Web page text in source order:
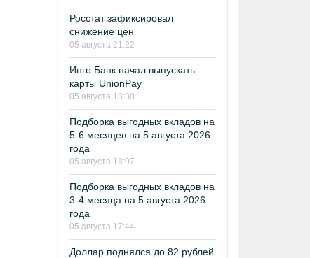
Росстат зафиксировал
снижение цен
05 августа 21:22
Инго Банк начал выпускать
карты UnionPay
05 августа 18:38
Подборка выгодных вкладов на
5-6 месяцев на 5 августа 2026
года
05 августа 18:07
Подборка выгодных вкладов на
3-4 месяца на 5 августа 2026
года
05 августа 17:44
Доллар поднялся до 82 рублей